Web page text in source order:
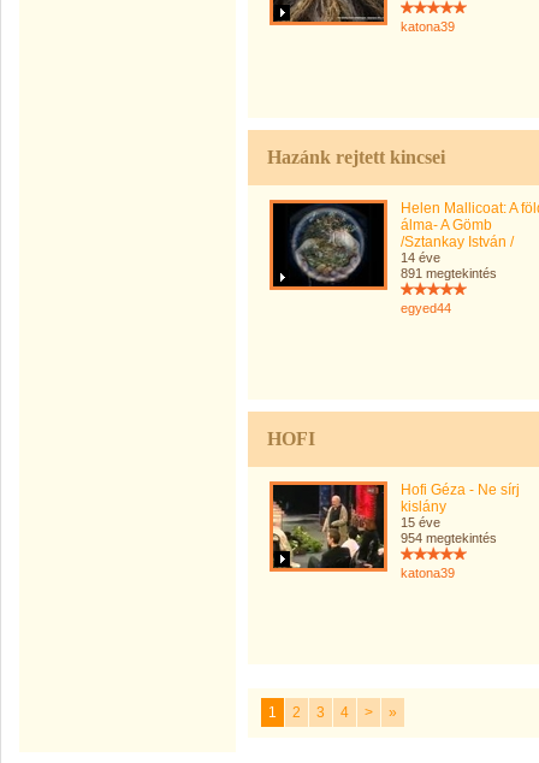
katona39
Hazánk rejtett kincsei
Helen Mallicoat: A
álma- A Gömb
/Sztankay István /
14 éve
891 megtekintés
egyed44
HOFI
Hofi Géza - Ne sírj
kislány
15 éve
954 megtekintés
katona39
1 2 3 4 > »